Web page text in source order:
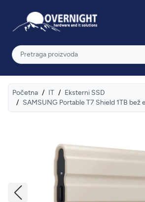
Overnight
Pretraga
Početna / IT / Eksterni SSD
/